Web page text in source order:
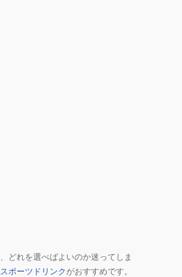
どれを選べばよいのか迷ってしま
スポーツドリンクがおすすめです。